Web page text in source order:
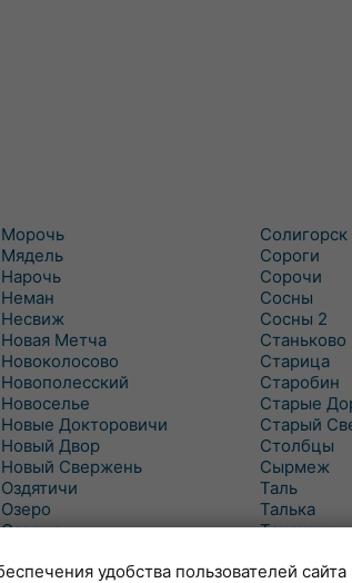
Морочь
Мядель
Нарочь
Неман
Несвиж
Новая Метча
Новоколосово
Новополесский
Новоселье
Новые Докторовичи
Новый Двор
Новый Свержень
Оздятичи
Озеро
Озерцо
Октябрь
Солигорск
Сороги
Сорочи
Сосны
Сосны 2
Станьково
Старица
Старобин
Старые
Старый
Столбцы
Сырмеж
Таль
Талька
Танежицы
Турец-
удобства пользователей сайта